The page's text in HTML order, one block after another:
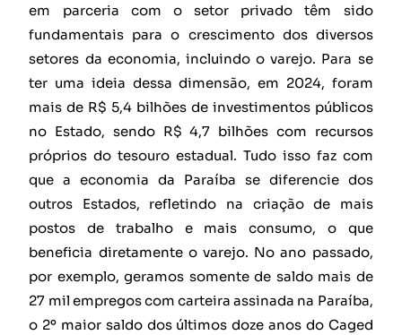
em parceria com o setor privado têm sido
fundamentais para o crescimento dos diversos
setores da economia, incluindo o varejo. Para se
ter uma ideia dessa dimensão, em 2024, foram
mais de R$ 5,4 bilhões de investimentos públicos
no Estado, sendo R$ 4,7 bilhões com recursos
próprios do tesouro estadual. Tudo isso faz com
que a economia da Paraíba se diferencie dos
outros Estados, refletindo na criação de mais
postos de trabalho e mais consumo, o que
beneficia diretamente o varejo. No ano passado,
por exemplo, geramos somente de saldo mais de
27 mil empregos com carteira assinada na Paraíba,
o 2º maior saldo dos últimos doze anos do Caged